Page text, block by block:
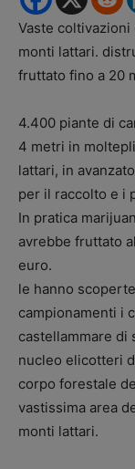
Vaste
monti lattari.
fruttato fino a 20
4.400 piante di
4 metri in
lattari, in
per il raccolto e i
In pratica
avrebbe fruttato
euro.
le hanno
campionamenti i
castellammare di
nucleo elicotteri
corpo forestale
vastissima area
monti lattari.